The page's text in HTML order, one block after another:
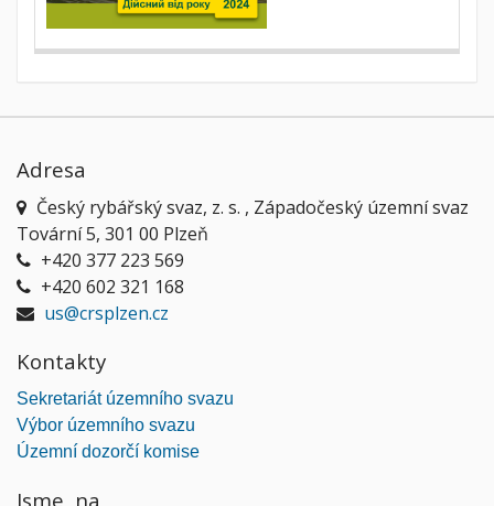
Adresa
Český rybářský svaz, z. s. , Západočeský územní svaz
Tovární 5, 301 00 Plzeň
+420 377 223 569
+420 602 321 168
us@crsplzen.cz
Kontakty
Sekretariát územního svazu
Výbor územního svazu
Územní dozorčí komise
Jsme na